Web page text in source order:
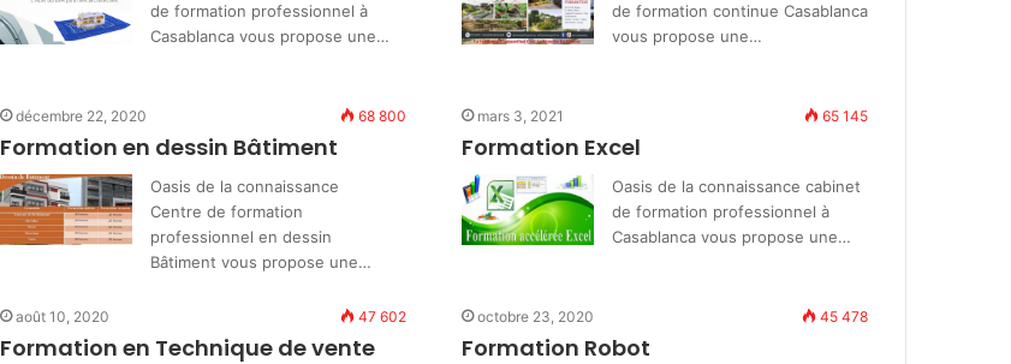
de formation professionnel à
Casablanca vous propose une…
de formation continue Casablanca
vous propose une…
décembre 22, 2020 68 800
Formation en dessin Bâtiment
Oasis de la connaissance
Centre de formation
professionnel en dessin
Bâtiment vous propose une…
mars 3, 2021 65 145
Formation Excel
Oasis de la connaissance cabinet
de formation professionnel à
Casablanca vous propose une…
août 10, 2020 47 602
Formation en Technique de vente
octobre 23, 2020 45 478
Formation Robot